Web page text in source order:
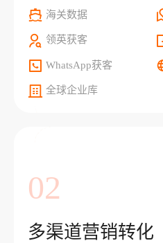
海关数据
领英获客
WhatsApp获客
全球企业库
02
多渠道营销转化